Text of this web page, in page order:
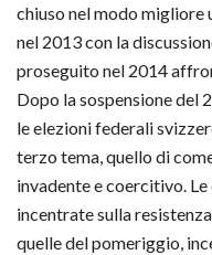
chiuso nel modo
nel 2013 con la
proseguito nel 2014
Dopo la sospensione del
le elezioni federali
terzo tema, quello di
invadente e coercitivo.
incentrate sulla
quelle del pomeriggio,